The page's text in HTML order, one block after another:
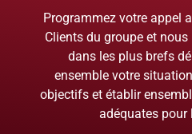
Programmez votre appel
Clients du groupe et
dans les plus brefs
ensemble votre
objectifs et établir
adéquates pour